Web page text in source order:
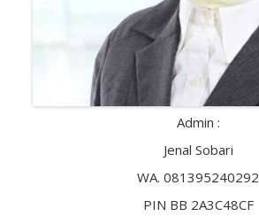
Admin :
Jenal Sobari
WA. 081395240292
PIN BB 2A3C48CF